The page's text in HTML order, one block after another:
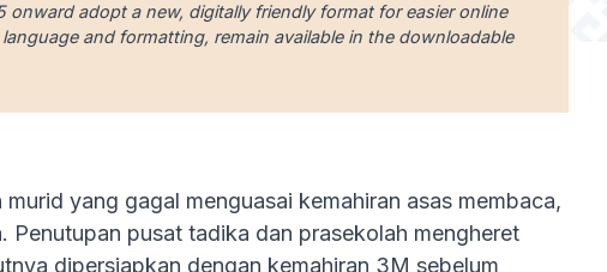
adopt a new, digitally friendly format for easier online
and formatting, remain available in the downloadable
yang gagal menguasai kemahiran asas membaca,
pusat tadika dan prasekolah mengheret
dipersiapkan dengan kemahiran 3M sebelum